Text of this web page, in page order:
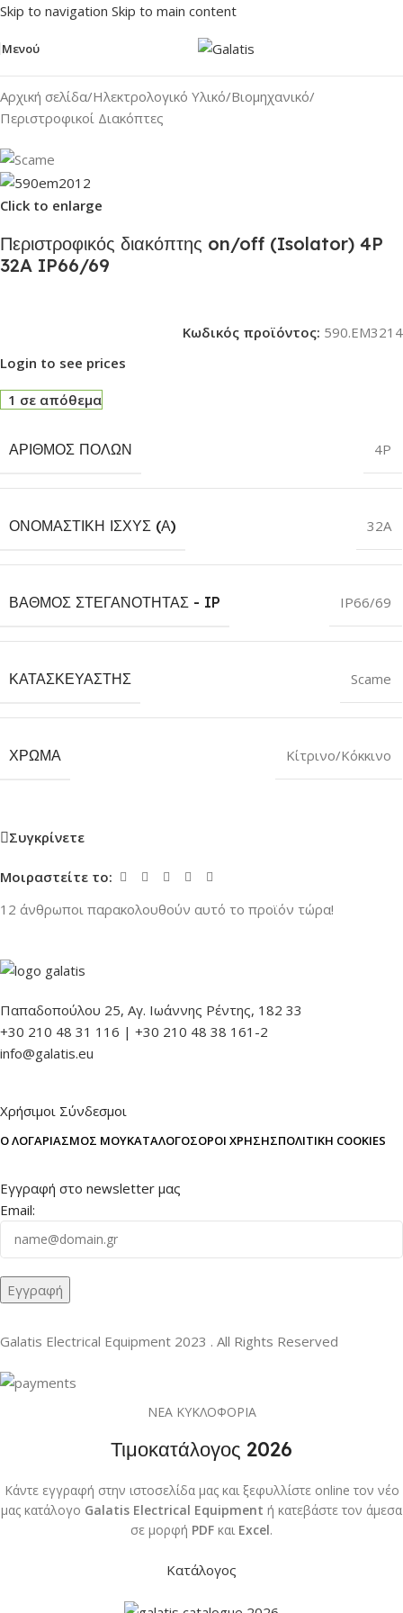
Skip to navigation Skip to main content
Μενού
Αρχική σελίδα/Ηλεκτρολογικό Υλικό/Βιομηχανικό/
Περιστροφικοί Διακόπτες
Click to enlarge
Περιστροφικός διακόπτης on/off (Isolator) 4P
32A IP66/69
Κωδικός προϊόντος: 590.EM3214
Login to see prices
1 σε απόθεμα
ΑΡΙΘΜΌΣ ΠΌΛΩΝ 4P
ΟΝΟΜΑΣΤΙΚΉ ΙΣΧΎΣ (Α) 32A
ΒΑΘΜΌΣ ΣΤΕΓΑΝΌΤΗΤΑΣ - IP IP66/69
ΚΑΤΑΣΚΕΥΑΣΤΉΣ Scame
ΧΡΏΜΑ Κίτρινο/Κόκκινο
Συγκρίνετε
Μοιραστείτε το:
12 άνθρωποι παρακολουθούν αυτό το προϊόν τώρα!
Παπαδοπούλου 25, Αγ. Ιωάννης Ρέντης, 182 33
+30 210 48 31 116 | +30 210 48 38 161-2
info@galatis.eu
Χρήσιμοι Σύνδεσμοι
Ο ΛΟΓΑΡΙΑΣΜΌΣ ΜΟΥΚΑΤΆΛΟΓΟΣΌΡΟΙ ΧΡΉΣΗΣΠΟΛΙΤΙΚΉ COOKIES
Εγγραφή στο newsletter μας
Email:
Galatis Electrical Equipment 2023 . All Rights Reserved
ΝΕΑ ΚΥΚΛΟΦΟΡΙΑ
Τιμοκατάλογος 2026
Κάντε εγγραφή στην ιστοσελίδα μας και ξεφυλλίστε online τον νέο
μας κατάλογο Galatis Electrical Equipment ή κατεβάστε τον άμεσα
σε μορφή PDF και Excel.
Κατάλογος